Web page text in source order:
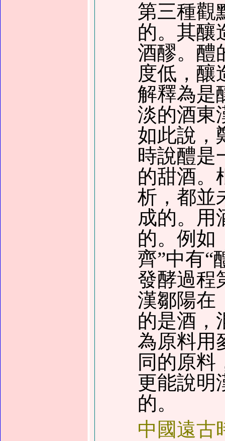
第三種觀
的。其釀
酒醪。醴
度低，釀
解釋為是
淡的酒東
如此說，
時說醴是
的甜酒。
析，都並
成的。用
的。例如
齊”中有“
發酵過程
漢鄒陽在
的是酒，
為原料用
同的原料
更能說明
的。
中國遠古